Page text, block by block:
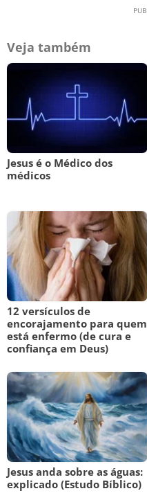
Veja também
Jesus é o Médico dos
médicos
12 versículos de
encorajamento para quem
está enfermo (de cura e
confiança em Deus)
Jesus anda sobre as águas:
explicado (Estudo Bíblico)